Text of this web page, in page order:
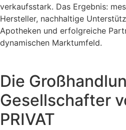
verkaufsstark. Das Ergebnis:
Hersteller, nachhaltige
Apotheken und erfolgreiche
dynamischen Marktumfeld.
Die
Gesellschafter
PRIVAT